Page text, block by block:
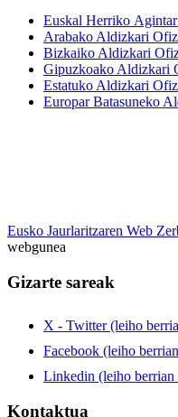
Euskal Herriko
Arabako Aldizkari
Bizkaiko Aldizkari
Gipuzkoako Aldizkari
Estatuko Aldizkari
Europar Batasuneko
Eusko Jaurlaritzaren Web
webgunea
Gizarte sareak
X - Twitter (leiho
Facebook (leiho
Linkedin (leiho
Kontaktua